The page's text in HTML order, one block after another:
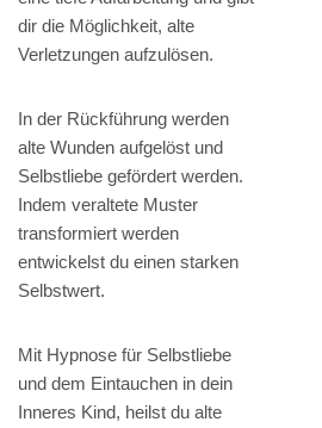
dir die Möglichkeit, alte
Verletzungen aufzulösen.
In der Rückführung werden
alte Wunden aufgelöst und
Selbstliebe gefördert werden.
Indem veraltete Muster
transformiert werden
entwickelst du einen starken
Selbstwert.
Mit Hypnose für Selbstliebe
und dem Eintauchen in dein
Inneres Kind, heilst du alte